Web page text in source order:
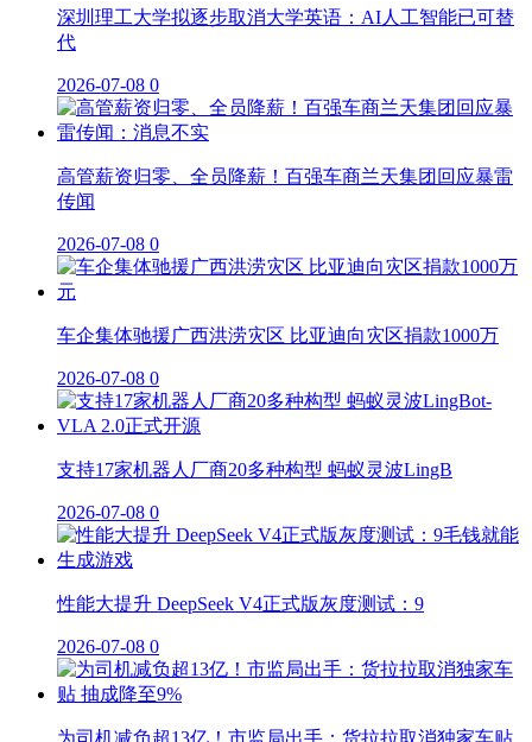
深圳理工大学拟逐步取消大学英语：AI人工智能已可替
代
2026-07-08 0
高管薪资归零、全员降薪！百强车商兰天集团回应暴雷
传闻
2026-07-08 0
车企集体驰援广西洪涝灾区 比亚迪向灾区捐款1000万
2026-07-08 0
支持17家机器人厂商20多种构型 蚂蚁灵波LingB
2026-07-08 0
性能大提升 DeepSeek V4正式版灰度测试：9
2026-07-08 0
为司机减负超13亿！市监局出手：货拉拉取消独家车贴